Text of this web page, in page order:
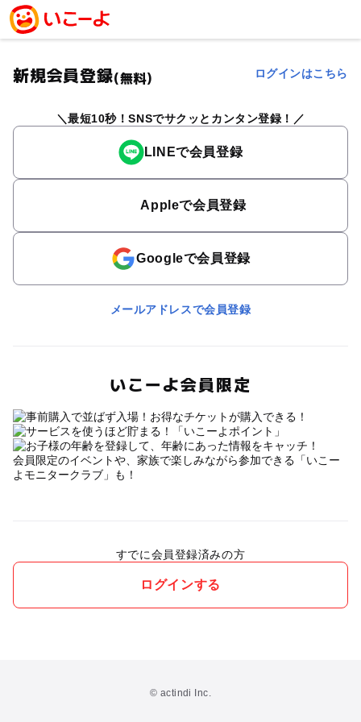
新規会員登録(無料) ログインはこちら
最短10秒！SNSでサクッとカンタン登録！
LINEで会員登録
Appleで会員登録
Googleで会員登録
メールアドレスで会員登録
いこーよ会員限定
会員限定のイベントや、家族で楽しみながら参加できる「いこー
よモニタークラブ」も！
すでに会員登録済みの方
ログインする
© actindi Inc.